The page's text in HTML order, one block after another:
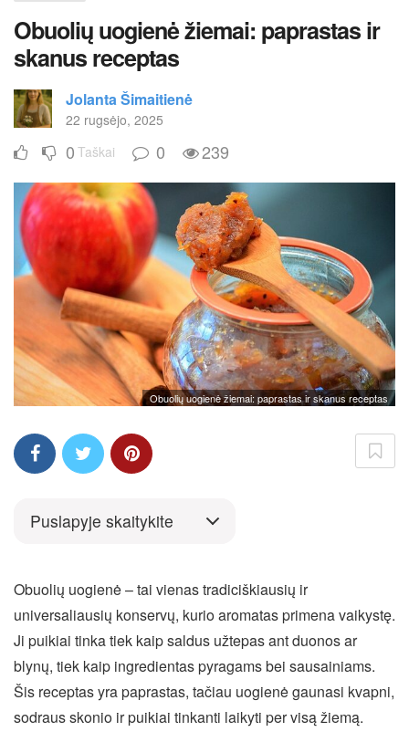
Obuolių uogienė žiemai: paprastas ir
skanus receptas
Jolanta Šimaitienė
22 rugsėjo, 2025
0 Taškai 0 239
Obuolių uogienė žiemai: paprastas ir skanus receptas
Puslapyje skaitykite
Obuolių uogienė – tai vienas tradiciškiausių ir
universaliausių konservų, kurio aromatas primena vaikystę.
Ji puikiai tinka tiek kaip saldus užtepas ant duonos ar
blynų, tiek kaip ingredientas pyragams bei sausainiams.
Šis receptas yra paprastas, tačiau uogienė gaunasi kvapni,
sodraus skonio ir puikiai tinkanti laikyti per visą žiemą.